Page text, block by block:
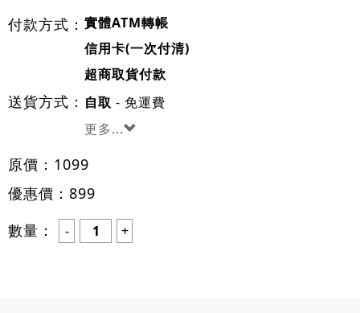
付款方式： 實體ATM轉帳
信用卡(一次付清)
超商取貨付款
送貨方式： 自取 - 免運費
更多...
原價： 1099
優惠價： 899
數量：